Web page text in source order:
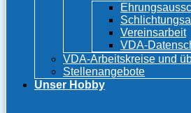
Vereinsarbeit
VDA-
VDA-Arbeitskreise und
Stellenangebote
Unser Hobby